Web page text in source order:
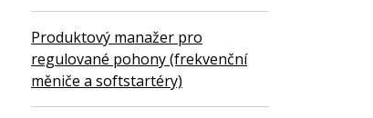
Produktový manažer pro
regulované pohony (frekvenční
měniče a softstartéry)